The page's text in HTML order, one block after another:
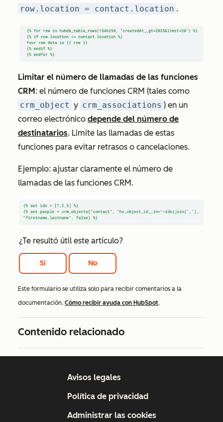
row.location = contact.location .
Limitar el número de llamadas de las funciones
CRM: el número de funciones CRM (tales como
crm_object y crm_associations ) en un
correo electrónico depende del número de
destinatarios. Limite las llamadas de estas
funciones para evitar retrasos o cancelaciones.
Ejemplo: ajustar claramente el número de
llamadas de las funciones CRM.
¿Te resultó útil este artículo?
Si No
Este formulario se utiliza solo para recibir comentarios a la
documentación. Cómo recibir ayuda con HubSpot.
Contenido relacionado
Avisos legales
Política de privacidad
Administrar las cookies